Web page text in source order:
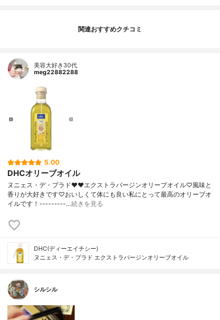
関連おすすめクチコミ
美容大好き30代
meg22882288
5.00
DHCオリーブオイル
ヌニェス・デ・プラド❤️❤️エクストラバージンオリーブオイル♡風味と
香りが大好きです♡おいしくて体にも良い私にとって最高のオリーブオ
イルです！---------…続きを見る
DHC(ディーエイチシー)
ヌニェス・デ・プラド エクストラバージンオリーブオイル
シルシル